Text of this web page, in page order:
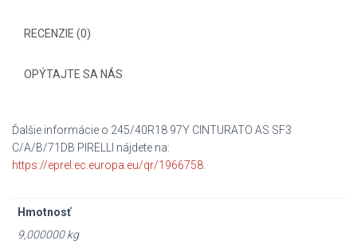
RECENZIE (0)
OPÝTAJTE SA NÁS
Ďalšie informácie o 245/40R18 97Y CINTURATO AS SF3
C/A/B/71DB PIRELLI nájdete na:
https://eprel.ec.europa.eu/qr/1966758
Hmotnosť
9,000000 kg